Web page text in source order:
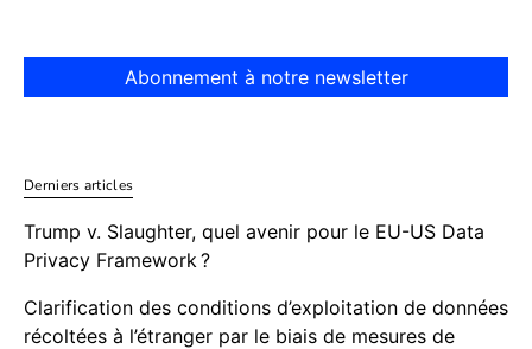
Abonnement à notre newsletter
Derniers articles
Trump v. Slaughter, quel avenir pour le EU-US Data
Privacy Framework ?
Clarification des conditions d’exploitation de données
récoltées à l’étranger par le biais de mesures de